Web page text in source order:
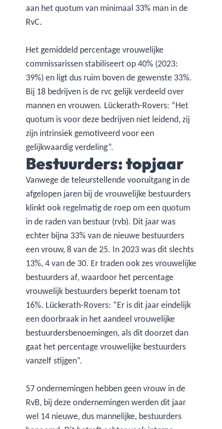
aan het quotum van minimaal 33% man in de
RvC.
Het gemiddeld percentage vrouwelijke
commissarissen stabiliseert op 40% (2023:
39%) en ligt dus ruim boven de gewenste 33%.
Bij 18 bedrijven is de rvc gelijk verdeeld over
mannen en vrouwen. Lückerath-Rovers: “Het
quotum is voor deze bedrijven niet leidend, zij
zijn intrinsiek gemotiveerd voor een
gelijkwaardig verdeling”.
Bestuurders: topjaar
Vanwege de teleurstellende vooruitgang in de
afgelopen jaren bij de vrouwelijke bestuurders
klinkt ook regelmatig de roep om een quotum
in de raden van bestuur (rvb). Dit jaar was
echter bijna 33% van de nieuwe bestuurders
een vrouw, 8 van de 25. In 2023 was dit slechts
13%, 4 van de 30. Er traden ook zes vrouwelijke
bestuurders af, waardoor het percentage
vrouwelijk bestuurders beperkt toenam tot
16%. Lückerath-Rovers: “Er is dit jaar eindelijk
een doorbraak in het aandeel vrouwelijke
bestuurdersbenoemingen, als dit doorzet dan
gaat het percentage vrouwelijke bestuurders
vanzelf stijgen”.
57 ondernemingen hebben geen vrouw in de
RvB, bij deze ondernemingen werden dit jaar
wel 14 nieuwe, dus mannelijke, bestuurders